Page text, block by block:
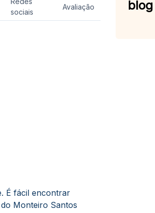
sociais
Avaliação
É fácil encontrar
Monteiro Santos
blog